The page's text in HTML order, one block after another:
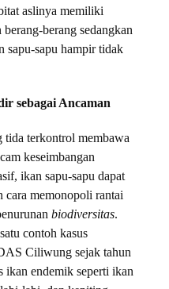
aslinya memiliki
berang sedangkan
sapu-sapu hampir tidak
sebagai Ancaman
tida terkontrol membawa
keseimbangan
ikan sapu-sapu dapat
cara memonopoli rantai
biodiversitas.
contoh kasus
Ciliwung sejak tahun
ikan endemik seperti ikan